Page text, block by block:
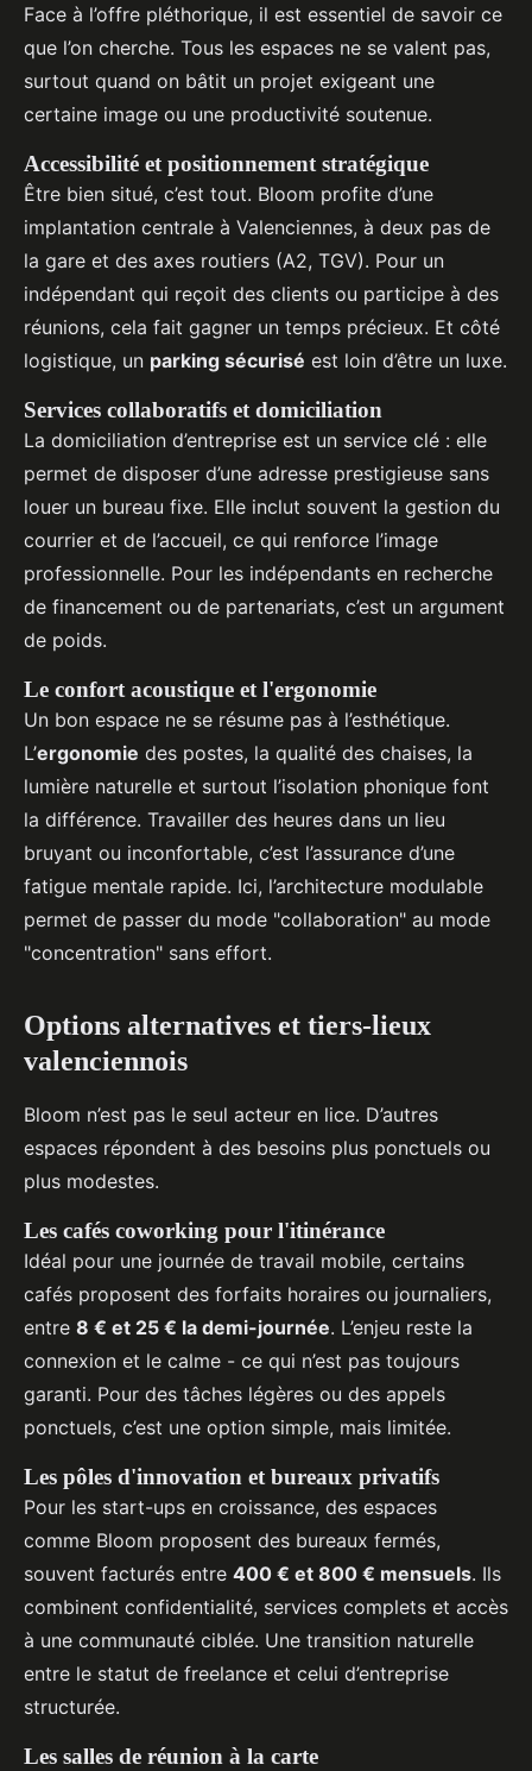
Face à l’offre pléthorique, il est essentiel de savoir ce
que l’on cherche. Tous les espaces ne se valent pas,
surtout quand on bâtit un projet exigeant une
certaine image ou une productivité soutenue.
Accessibilité et positionnement stratégique
Être bien situé, c’est tout. Bloom profite d’une
implantation centrale à Valenciennes, à deux pas de
la gare et des axes routiers (A2, TGV). Pour un
indépendant qui reçoit des clients ou participe à des
réunions, cela fait gagner un temps précieux. Et côté
logistique, un parking sécurisé est loin d’être un luxe.
Services collaboratifs et domiciliation
La domiciliation d’entreprise est un service clé : elle
permet de disposer d’une adresse prestigieuse sans
louer un bureau fixe. Elle inclut souvent la gestion du
courrier et de l’accueil, ce qui renforce l’image
professionnelle. Pour les indépendants en recherche
de financement ou de partenariats, c’est un argument
de poids.
Le confort acoustique et l'ergonomie
Un bon espace ne se résume pas à l’esthétique.
L’ergonomie des postes, la qualité des chaises, la
lumière naturelle et surtout l’isolation phonique font
la différence. Travailler des heures dans un lieu
bruyant ou inconfortable, c’est l’assurance d’une
fatigue mentale rapide. Ici, l’architecture modulable
permet de passer du mode "collaboration" au mode
"concentration" sans effort.
Options alternatives et tiers-lieux
valenciennois
Bloom n’est pas le seul acteur en lice. D’autres
espaces répondent à des besoins plus ponctuels ou
plus modestes.
Les cafés coworking pour l'itinérance
Idéal pour une journée de travail mobile, certains
cafés proposent des forfaits horaires ou journaliers,
entre 8 € et 25 € la demi-journée. L’enjeu reste la
connexion et le calme - ce qui n’est pas toujours
garanti. Pour des tâches légères ou des appels
ponctuels, c’est une option simple, mais limitée.
Les pôles d'innovation et bureaux privatifs
Pour les start-ups en croissance, des espaces
comme Bloom proposent des bureaux fermés,
souvent facturés entre 400 € et 800 € mensuels. Ils
combinent confidentialité, services complets et accès
à une communauté ciblée. Une transition naturelle
entre le statut de freelance et celui d’entreprise
structurée.
Les salles de réunion à la carte